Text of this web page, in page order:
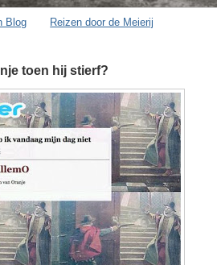
Blog Reizen door de Meierij
toen hij stierf?